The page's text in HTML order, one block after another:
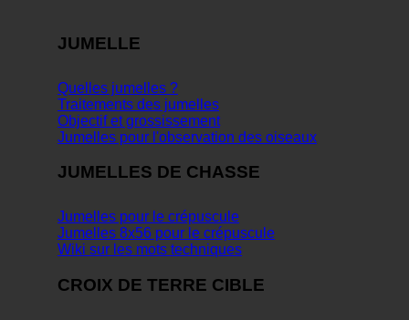
JUMELLE
Quelles jumelles ?
Traitements des jumelles
Objectif et grossissement
Jumelles pour l'observation des oiseaux
JUMELLES DE CHASSE
Jumelles pour le crépuscule
Jumelles 8x56 pour le crépuscule
Wiki sur les mots techniques
CROIX DE TERRE CIBLE